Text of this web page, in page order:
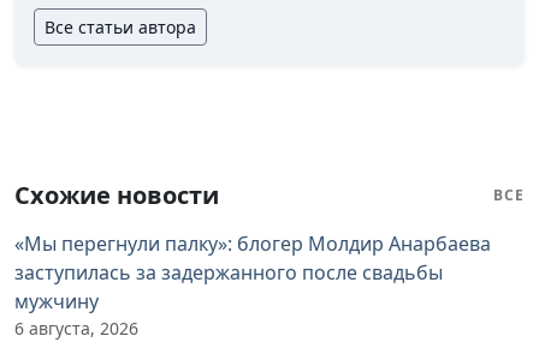
Все статьи автора
Схожие новости ВСЕ
«Мы перегнули палку»: блогер Молдир Анарбаева
заступилась за задержанного после свадьбы
мужчину
6 августа, 2026